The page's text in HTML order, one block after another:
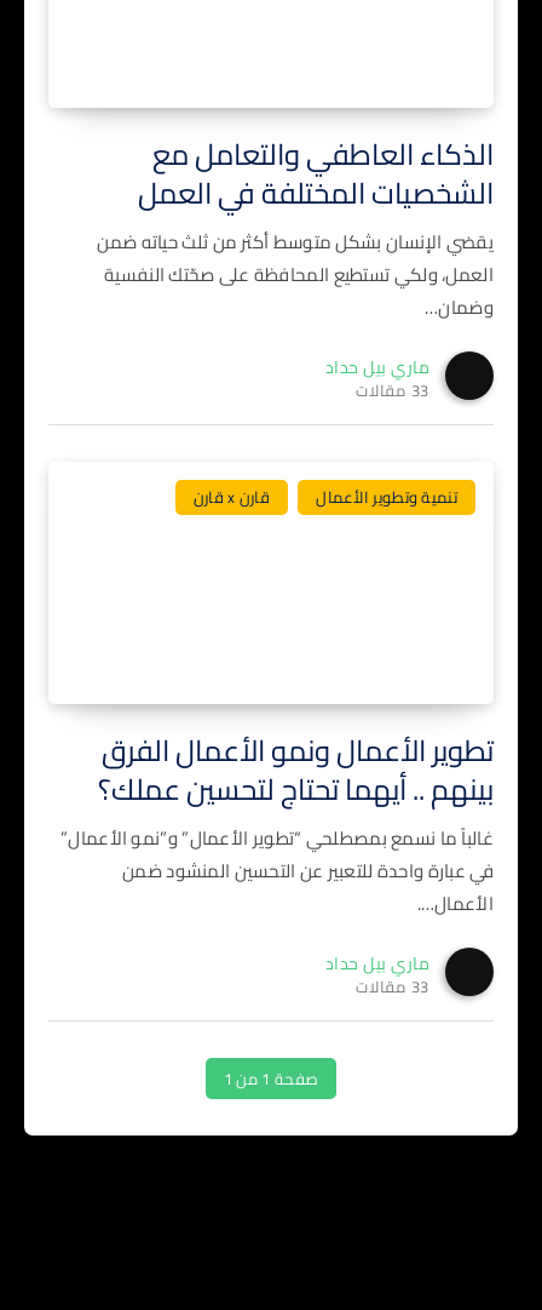
الذكاء العاطفي والتعامل مع
الشخصيات المختلفة في العمل
يقضي الإنسان بشكل متوسط أكثر من ثلث حياته ضمن
العمل، ولكي تستطيع المحافظة على صحّتك النفسية
وضمان…
ماري بيل حداد
33 مقالات
تنمية وتطوير الأعمال قارن x قارن
تطوير الأعمال ونمو الأعمال الفرق
بينهم .. أيهما تحتاج لتحسين عملك؟
غالباً ما نسمع بمصطلحي “تطوير الأعمال” و”نمو الأعمال”
في عبارة واحدة للتعبير عن التحسين المنشود ضمن
الأعمال….
ماري بيل حداد
33 مقالات
صفحة 1 من 1